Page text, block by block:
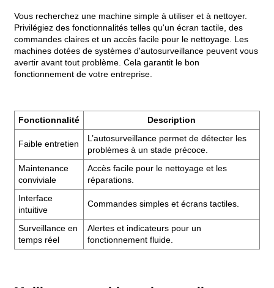
Vous recherchez une machine simple à utiliser et à nettoyer.
Privilégiez des fonctionnalités telles qu'un écran tactile, des
commandes claires et un accès facile pour le nettoyage. Les
machines dotées de systèmes d'autosurveillance peuvent vous
avertir avant tout problème. Cela garantit le bon
fonctionnement de votre entreprise.
Fonctionnalité Description
Faible entretien
L’autosurveillance permet de détecter les
problèmes à un stade précoce.
Maintenance
conviviale
Accès facile pour le nettoyage et les
réparations.
Interface
intuitive
Commandes simples et écrans tactiles.
Surveillance en
temps réel
Alertes et indicateurs pour un
fonctionnement fluide.